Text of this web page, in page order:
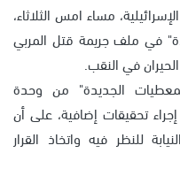
مساء امس الثلاثاء،
في ملف جريمة قتل المربي
في النقب.
الجديدة" من وحدة
تحقيقات إضافية، على أن
للنظر فيه واتخاذ القرار